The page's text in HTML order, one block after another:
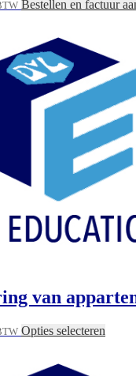
Bestellen en factuur
van
Opties selecteren